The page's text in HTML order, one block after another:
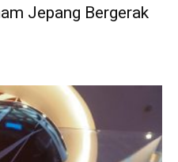
Jepang Bergerak